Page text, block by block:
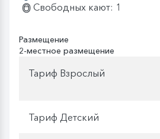
Свободных кают: 1
Размещение
2-местное размещение
Тариф Взрослый
Тариф Детский